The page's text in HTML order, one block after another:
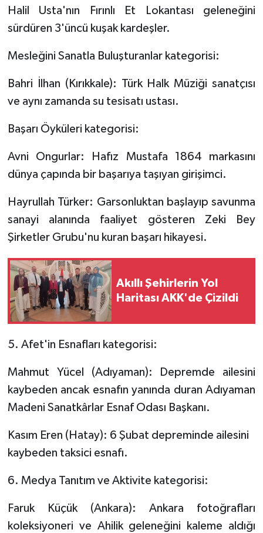
Halil Usta'nın Fırınlı Et Lokantası geleneğini
sürdüren 3'üncü kuşak kardeşler.
Mesleğini Sanatla Buluşturanlar kategorisi:
Bahri İlhan (Kırıkkale): Türk Halk Müziği sanatçısı
ve aynı zamanda su tesisatı ustası.
Başarı Öyküleri kategorisi:
Avni Ongurlar: Hafız Mustafa 1864 markasını
dünya çapında bir başarıya taşıyan girişimci.
Hayrullah Türker: Garsonluktan başlayıp savunma
sanayi alanında faaliyet gösteren Zeki Bey
Şirketler Grubu'nu kuran başarı hikayesi.
Akıllı Şehirlerin Yol
Haritası AKK'de Çizildi
5. Afet'in Esnafları kategorisi:
Mahmut Yücel (Adıyaman): Depremde ailesini
kaybeden ancak esnafın yanında duran Adıyaman
Madeni Sanatkârlar Esnaf Odası Başkanı.
Kasım Eren (Hatay): 6 Şubat depreminde ailesini
kaybeden taksici esnafı.
6. Medya Tanıtım ve Aktivite kategorisi:
Faruk Küçük (Ankara): Ankara fotoğrafları
koleksiyoneri ve Ahilik geleneğini kaleme aldığı